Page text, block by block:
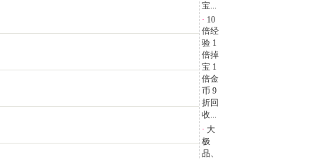
宝...
· 10
倍经
验 1
倍掉
宝 1
倍金
币 9
折回
收...
· 大
极
品、